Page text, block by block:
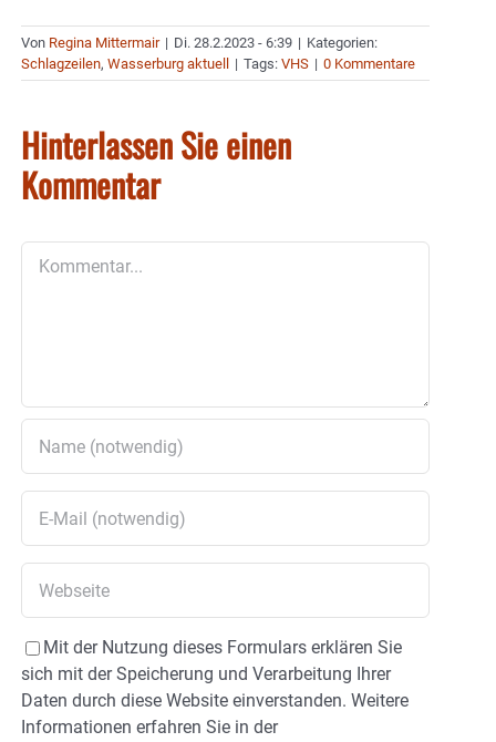
Von Regina Mittermair | Di. 28.2.2023 - 6:39 | Kategorien:
Schlagzeilen, Wasserburg aktuell | Tags: VHS | 0 Kommentare
Hinterlassen Sie einen
Kommentar
Mit der Nutzung dieses Formulars erklären Sie
sich mit der Speicherung und Verarbeitung Ihrer
Daten durch diese Website einverstanden. Weitere
Informationen erfahren Sie in der